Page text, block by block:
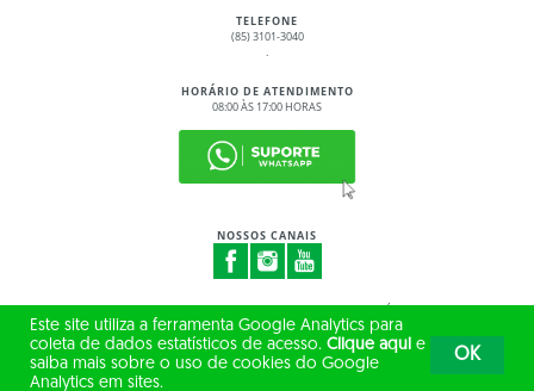
TELEFONE
(85) 3101-3040
.
HORÁRIO DE ATENDIMENTO
08:00 ÀS 17:00 HORAS
NOSSOS CANAIS
TODOS OS DIREITOS RESERVADOS
Este site utiliza a ferramenta Google Analytics para
coleta de dados estatísticos de acesso. Clique aqui e
saiba mais sobre o uso de cookies do Google
Analytics em sites.
OK